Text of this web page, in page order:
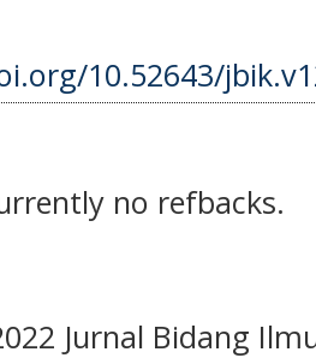
10.52643/
no refbacks.
Jurnal Bidang